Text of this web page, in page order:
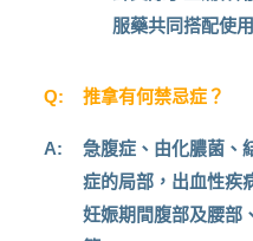
服藥共同搭配使
Q: 推拿有何禁忌症？
A:
急腹症、由化膿菌、
症的局部，出血性疾
妊娠期間腹部及腰部